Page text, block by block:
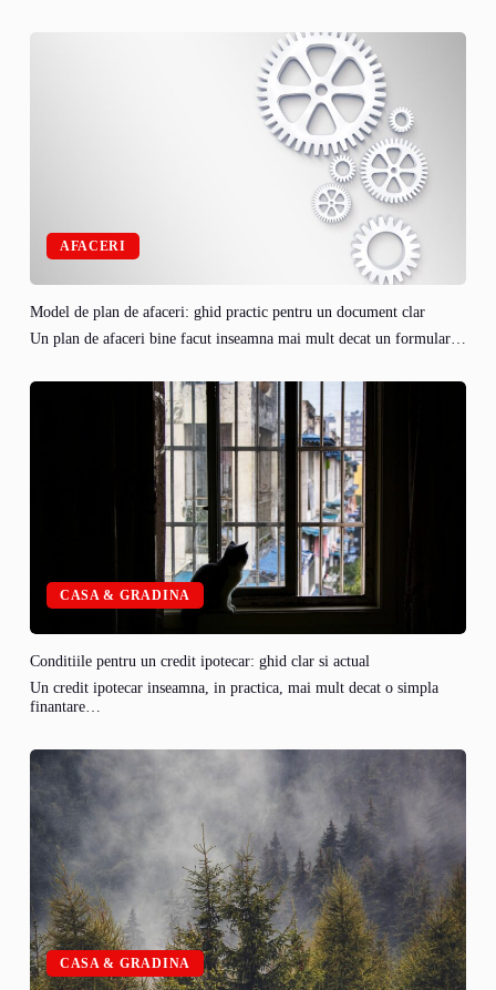
AFACERI
Model de plan de afaceri: ghid practic pentru un document clar
Un plan de afaceri bine facut inseamna mai mult decat un formular…
CASA & GRADINA
Conditiile pentru un credit ipotecar: ghid clar si actual
Un credit ipotecar inseamna, in practica, mai mult decat o simpla
finantare…
CASA & GRADINA